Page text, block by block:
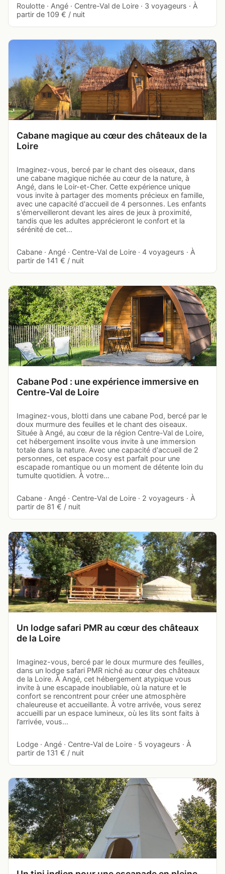
Roulotte · Angé · Centre-Val de Loire · 3 voyageurs · À
partir de 109 € / nuit
Cabane magique au cœur des châteaux de la
Loire
Imaginez-vous, bercé par le chant des oiseaux, dans
une cabane magique nichée au cœur de la nature, à
Angé, dans le Loir-et-Cher. Cette expérience unique
vous invite à partager des moments précieux en famille,
avec une capacité d'accueil de 4 personnes. Les enfants
s'émerveilleront devant les aires de jeux à proximité,
tandis que les adultes apprécieront le confort et la
sérénité de cet…
Cabane · Angé · Centre-Val de Loire · 4 voyageurs · À
partir de 141 € / nuit
Cabane Pod : une expérience immersive en
Centre-Val de Loire
Imaginez-vous, blotti dans une cabane Pod, bercé par le
doux murmure des feuilles et le chant des oiseaux.
Située à Angé, au cœur de la région Centre-Val de Loire,
cet hébergement insolite vous invite à une immersion
totale dans la nature. Avec une capacité d'accueil de 2
personnes, cet espace cosy est parfait pour une
escapade romantique ou un moment de détente loin du
tumulte quotidien. À votre…
Cabane · Angé · Centre-Val de Loire · 2 voyageurs · À
partir de 81 € / nuit
Un lodge safari PMR au cœur des châteaux
de la Loire
Imaginez-vous, bercé par le doux murmure des feuilles,
dans un lodge safari PMR niché au cœur des châteaux
de la Loire. À Angé, cet hébergement atypique vous
invite à une escapade inoubliable, où la nature et le
confort se rencontrent pour créer une atmosphère
chaleureuse et accueillante. À votre arrivée, vous serez
accueilli par un espace lumineux, où les lits sont faits à
l’arrivée, vous…
Lodge · Angé · Centre-Val de Loire · 5 voyageurs · À
partir de 131 € / nuit